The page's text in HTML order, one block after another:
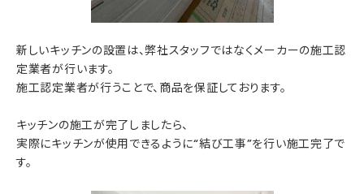
新しいキッチンの設置は、弊社スタッフではなくメーカーの施工認
定業者が行います。
施工認定業者が行うことで、商品を保証しております。
キッチンの施工が完了しましたら、
実際にキッチンが使用できるように“結び工事”を行い施工完了で
す。